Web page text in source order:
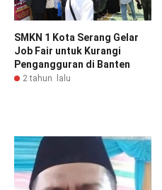
SMKN 1 Kota Serang Gelar
Job Fair untuk Kurangi
Pengangguran di Banten
2 tahun lalu